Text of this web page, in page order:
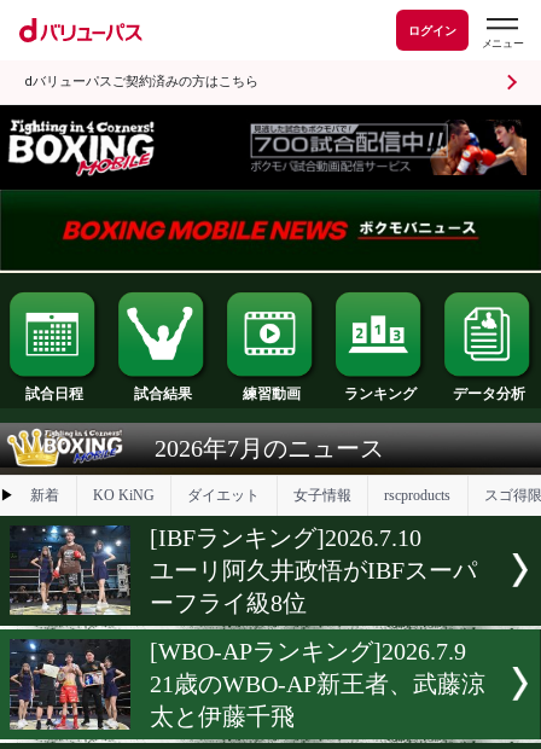
ログイン
dバリューパスご契約済みの方はこちら
試合日程 試合結果 練習動画 ランキング
2026年7月のニュース
▶ 新着 KO KiNG ダイエット
[IBFランキング]2026.7.10
ユーリ阿久井政悟がIBFス
ーフライ級8位